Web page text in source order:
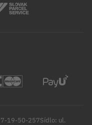
19-50-257Sídlo: ul.